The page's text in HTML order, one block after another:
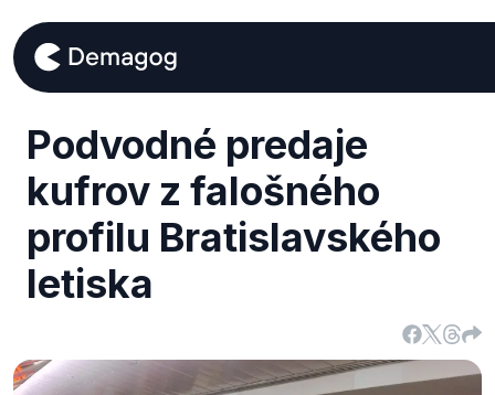
Podvodné predaje
kufrov z falošného
profilu Bratislavského
letiska